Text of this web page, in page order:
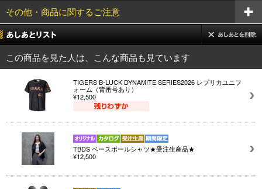
その他・商品に関するご注意
この商品を見た人は、こんな商品も見ています
TIGERS B-LUCK DYNAMITE SERIES2026 レプリカユニフ
ォーム（背番号あり）
¥12,500
TBDS ベースボールシャツ★受注生産品★
¥12,500